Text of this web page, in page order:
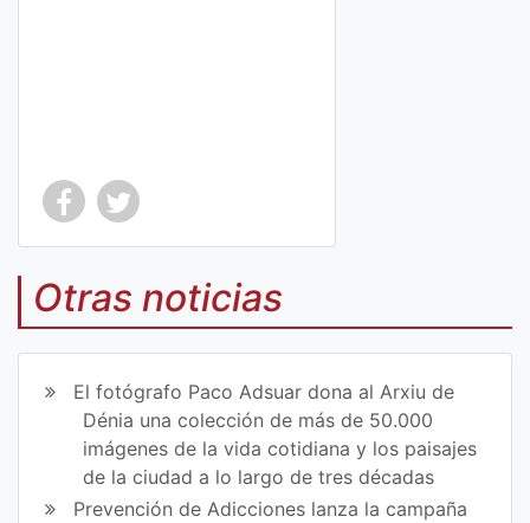
Co
mp
art
en
Fa
ce
Co
mp
art
ir
en
Tw
itt
Otras noticias
El fotógrafo Paco Adsuar dona al Arxiu de
Dénia una colección de más de 50.000
imágenes de la vida cotidiana y los paisajes
de la ciudad a lo largo de tres décadas
Prevención de Adicciones lanza la campaña